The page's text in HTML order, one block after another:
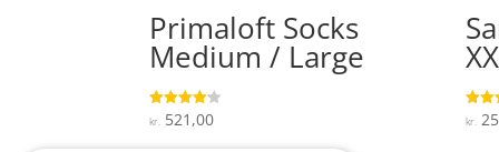
Primaloft Socks
Medium / Large
Vurderet
4.1
kr. 521,00
4.8
kr.